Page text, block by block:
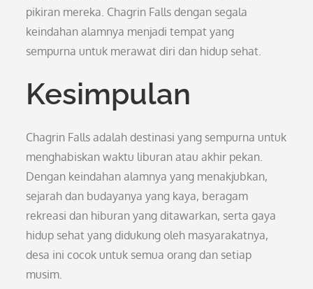
pikiran mereka. Chagrin Falls dengan segala
keindahan alamnya menjadi tempat yang
sempurna untuk merawat diri dan hidup sehat.
Kesimpulan
Chagrin Falls adalah destinasi yang sempurna untuk
menghabiskan waktu liburan atau akhir pekan.
Dengan keindahan alamnya yang menakjubkan,
sejarah dan budayanya yang kaya, beragam
rekreasi dan hiburan yang ditawarkan, serta gaya
hidup sehat yang didukung oleh masyarakatnya,
desa ini cocok untuk semua orang dan setiap
musim.